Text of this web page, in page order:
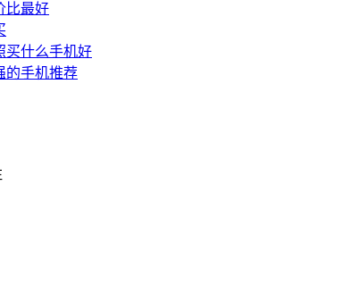
比最好
买什么手机好
的手机推荐